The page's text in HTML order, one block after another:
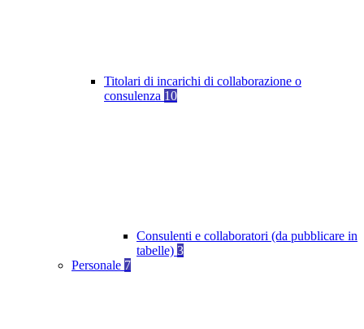
Titolari di incarichi di collaborazione o
consulenza 10
Consulenti e collaboratori (da pubblicare in
tabelle) 3
Personale 7